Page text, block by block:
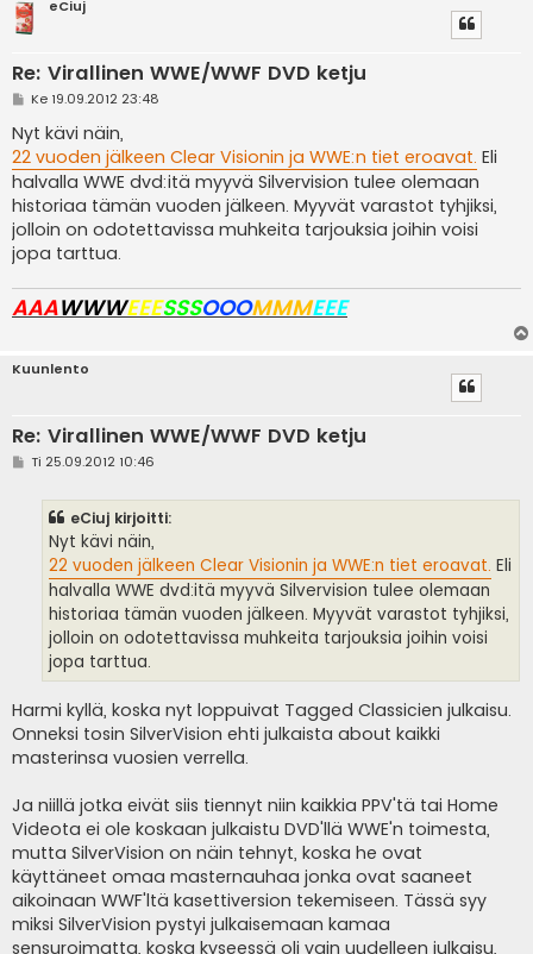
eCiuj
Re: Virallinen WWE/WWF DVD ketju
V
e
s
t
i
Ke 19.09.2012 23:48
Nyt kävi näin,
22 vuoden jälkeen Clear Visionin ja WWE:n tiet eroavat. Eli
halvalla WWE dvd:itä myyvä Silvervision tulee olemaan
historiaa tämän vuoden jälkeen. Myyvät varastot tyhjiksi,
jolloin on odotettavissa muhkeita tarjouksia joihin voisi
jopa tarttua.
AAAWWWEEESSSOOOMMMEEE
Kuunlento
Re: Virallinen WWE/WWF DVD ketju
VTi 25.09.2012 10:46
eCiuj kirjoitti:
Nyt kävi näin,
22 vuoden jälkeen Clear Visionin ja WWE:n tiet eroavat. Eli
halvalla WWE dvd:itä myyvä Silvervision tulee olemaan
historiaa tämän vuoden jälkeen. Myyvät varastot tyhjiksi,
jolloin on odotettavissa muhkeita tarjouksia joihin voisi
jopa tarttua.
Harmi kyllä, koska nyt loppuivat Tagged Classicien julkaisu.
Onneksi tosin SilverVision ehti julkaista about kaikki
masterinsa vuosien verrella.
Ja niillä jotka eivät siis tiennyt niin kaikkia PPV'tä tai Home
Videota ei ole koskaan julkaistu DVD'llä WWE'n toimesta,
mutta SilverVision on näin tehnyt, koska he ovat
käyttäneet omaa masternauhaa jonka ovat saaneet
aikoinaan WWF'ltä kasettiversion tekemiseen. Tässä syy
miksi SilverVision pystyi julkaisemaan kamaa
sensuroimatta, koska kyseessä oli vain uudelleen julkaisu,